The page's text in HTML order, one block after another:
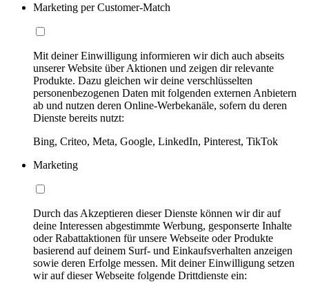
Marketing per Customer-Match
Mit deiner Einwilligung informieren wir dich auch abseits
unserer Website über Aktionen und zeigen dir relevante
Produkte. Dazu gleichen wir deine verschlüsselten
personenbezogenen Daten mit folgenden externen Anbietern
ab und nutzen deren Online-Werbekanäle, sofern du deren
Dienste bereits nutzt:
Bing, Criteo, Meta, Google, LinkedIn, Pinterest, TikTok
Marketing
Durch das Akzeptieren dieser Dienste können wir dir auf
deine Interessen abgestimmte Werbung, gesponserte Inhalte
oder Rabattaktionen für unsere Webseite oder Produkte
basierend auf deinem Surf- und Einkaufsverhalten anzeigen
sowie deren Erfolge messen. Mit deiner Einwilligung setzen
wir auf dieser Webseite folgende Drittdienste ein: